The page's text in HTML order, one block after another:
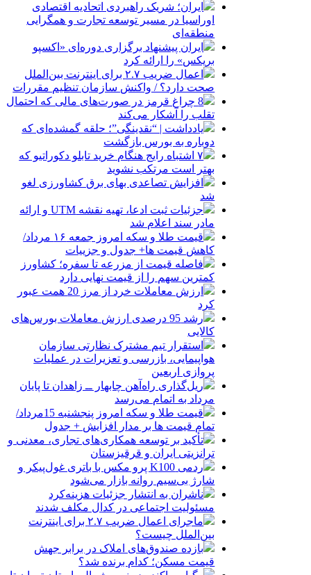
ایران؛ شریک راهبردی اتحادیه اقتصادی
اوراسیا در مسیر توسعه تجارت و همگرایی
منطقه‌ای
ایران پیشنهاد برگزاری دوره‌ای «اکسپو
بریکس» را ارائه کرد
اعمال ضریب ۲.۷ برای اینترنت بین‌الملل
صحت دارد؟ / واکنش سازمان تنظیم مقررات
8 چراغ قرمز در صورت‌های مالی که احتمال
تقلب را آشکار می‌کند
یادداشت | “نقدینگی”؛ حلقه گمشده‌ای که
دوباره به بورس بازگشت
۷ اشتباه رایج هنگام خرید تابلو دکوراتیو که
بهتر است مرتکب نشوید
افزایش تصاعدی بهای برق کشاورزی لغو
شد
جزئیات ثبت ادعا، تهیه نقشه UTM و ارائه
مادر سند اعلام شد
قیمت طلا و سکه امروز جمعه ۱۶ مرداد/
کاهش قیمت ها+ جدول و جزییات
فاصله قیمت از مزرعه تا سفره؛ کشاورز
کمترین سهم را از قیمت نهایی دارد
ارزش معاملات خرد از مرز 20 همت عبور
کرد
رشد 95 درصدی ارزش معاملات بورس‌های
کالایی
استقرار تیم مشترک نظارتی سازمان
هواپیمایی، بازرسی و تعزیرات در عملیات
پروازی اربعین
ریل‌گذاری راه‌آهن چابهار ــ زاهدان تا پایان
مرداد به اتمام می‌رسد
قیمت طلا و سکه امروز پنجشنبه 15مرداد/
تمام قیمت ها بر مدار افزایش + جدول
تأکید بر توسعه همکاری‌های تجاری، معدنی و
ترانزیتی ایران و قرقیزستان
ردمی K100 پرو مکس با باتری غول‌پیکر و
شارژ بی‌سیم روانه بازار می‌شود
ناشران به انتشار جزئیات هزینه‌کرد
مسئولیت اجتماعی در کدال مکلف شدند
ماجرای اعمال ضریب ۲.۷ برای اینترنت
بین‌الملل چیست؟
بازده صندوق‌های املاک در برابر جهش
قیمت مسکن؛ کدام برنده شد؟